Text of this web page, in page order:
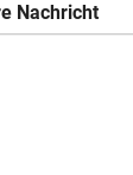
Nachricht